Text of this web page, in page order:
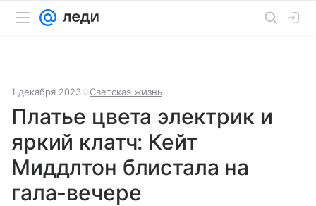
1 декабря 2023 Светская жизнь
Платье цвета электрик и
яркий клатч: Кейт
Миддлтон блистала на
гала-вечере